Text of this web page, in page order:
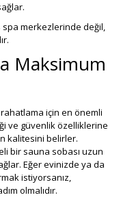
merkezlerinde değil,
Maksimum
için en önemli
ve güvenlik özelliklerine
kalitesini belirler.
bir sauna sobası uzun
Eğer evinizde ya da
istiyorsanız,
olmalıdır.